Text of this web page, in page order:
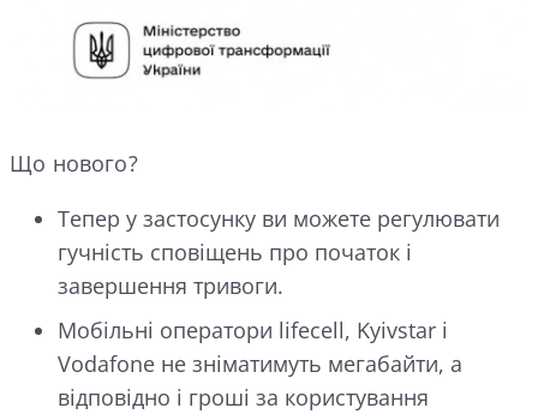
Що нового?
Тепер у застосунку ви можете регулювати
гучність сповіщень про початок і
завершення тривоги.
Мобільні оператори lifecell, Kyivstar і
Vodafone не зніматимуть мегабайти, а
відповідно і гроші за користування